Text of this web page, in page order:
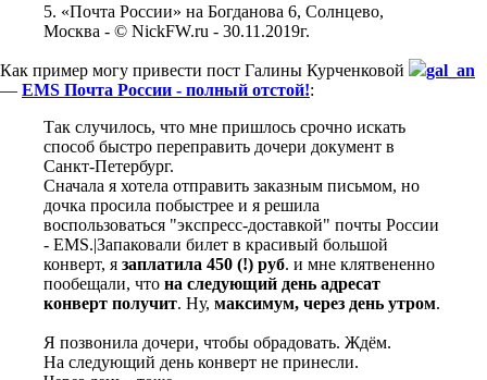
5. «Почта России» на Богданова 6, Солнцево,
Москва - © NickFW.ru - 30.11.2019г.
Как пример могу привести пост Галины Курченковой
gal_an
— EMS Почта России - полный отстой!:
Так случилось, что мне пришлось срочно искать
способ быстро переправить дочери документ в
Санкт-Петербург.
Сначала я хотела отправить заказным письмом, но
дочка просила побыстрее и я решила
воспользоваться "экспресс-доставкой" почты России
- EMS.|Запаковали билет в красивый большой
конверт, я заплатила 450 (!) руб. и мне клятвененно
пообещали, что на следующий день адресат
конверт получит. Ну, максимум, через день утром.
Я позвонила дочери, чтобы обрадовать. Ждём.
На следующий день конверт не принесли.